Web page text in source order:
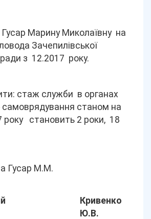
Марину Миколаївну на
Зачепилівської
з 12.2017 року.
стаж служби в органах
самоврядування станом на
року становить 2 роки, 18
Гусар М.М.
Кривенко
Ю.В.